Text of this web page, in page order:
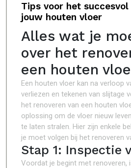
Tips voor het succesvol
jouw houten vloer
Alles wat je
over het
een houten
Een houten vloer kan na verloop
verliezen en tekenen van slijtage
het renoveren van een houten
oplossing om de vloer nieuw
te laten stralen. Hier zijn enkele
je moet volgen bij het renoveren
Stap 1: Inspectie
Voordat je begint met renoveren,